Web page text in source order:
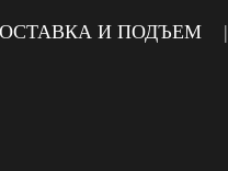
И ПОДЪЕМ